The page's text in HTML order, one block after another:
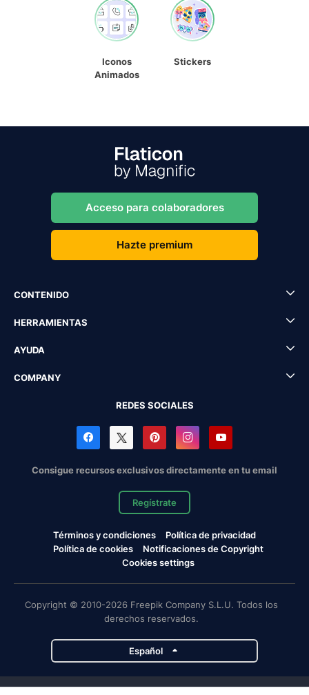
Iconos
Animados
Stickers
Acceso para colaboradores
Hazte premium
CONTENIDO
HERRAMIENTAS
AYUDA
COMPANY
REDES SOCIALES
Consigue recursos exclusivos directamente en tu email
Regístrate
Términos y condiciones
Política de privacidad
Política de cookies
Notificaciones de Copyright
Cookies settings
Copyright © 2010-2026 Freepik Company S.L.U. Todos los
derechos reservados.
Español